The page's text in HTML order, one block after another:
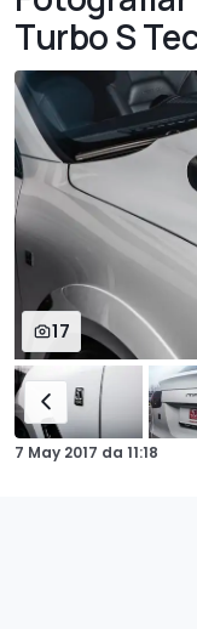
Turbo S
17
7 May 2017 da 11:18